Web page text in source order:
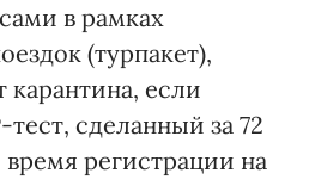
в рамках
(турпакет),
если
сделанный за 72
время регистрации на